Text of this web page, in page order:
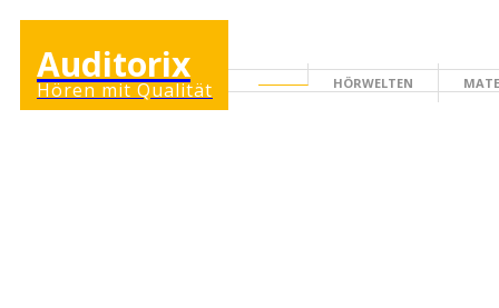
Auditorix
Hören mit Qualität ERWACHSENENSEITE
HÖRWELTEN